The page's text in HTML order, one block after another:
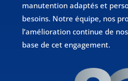
manutention adaptés et
besoins. Notre équipe, nos
l’amélioration continue de
base de cet engagement.